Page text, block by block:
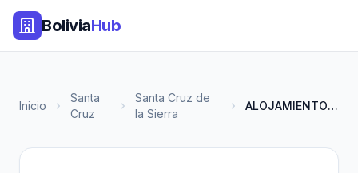
BoliviaHub
Inicio
Santa
Cruz
Santa Cruz de
la Sierra
ALOJAMIENTO RONALD